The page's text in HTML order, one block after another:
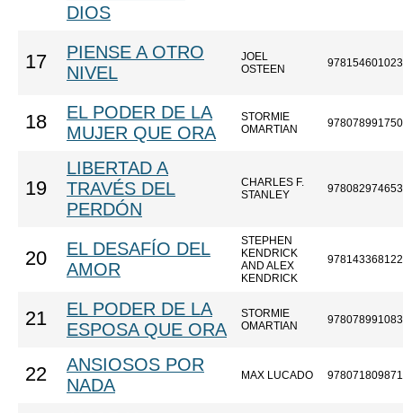
DIOS
17
PIENSE A OTRO
NIVEL
JOEL
OSTEEN
18
EL PODER DE LA
MUJER QUE ORA
STORMIE
OMARTIAN
19
LIBERTAD A
TRAVÉS DEL
PERDÓN
CHARLES F.
STANLEY
20
EL DESAFÍO DEL
AMOR
STEPHEN
KENDRICK
AND ALEX
KENDRICK
21
EL PODER DE LA
ESPOSA QUE ORA
STORMIE
OMARTIAN
22
ANSIOSOS POR
NADA
MAX LUCADO